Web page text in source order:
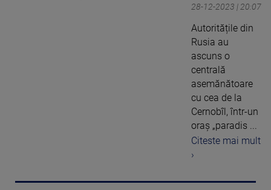
28-12-2023 | 20:07
Autoritățile din
Rusia au
ascuns o
centrală
asemănătoare
cu cea de la
Cernobîl, într-un
oraș „paradis ...
Citeste mai mult
›